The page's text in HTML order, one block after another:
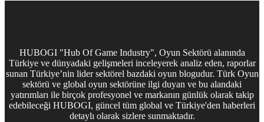
HUBOGI "Hub Of Game Industry", Oyun Sektörü alanında
Türkiye ve dünyadaki gelişmeleri inceleyerek analiz eden, raporlar
sunan Türkiye’nin lider sektörel bazdaki oyun blogudur. Türk Oyun
sektörü ve global oyun sektörüne ilgi duyan ve bu alandaki
yatırımları ile birçok profesyonel ve markanın günlük olarak takip
edebileceği HUBOGI, güncel tüm global ve Türkiye'den haberleri
detaylı olarak sizlere sunmaktadır.